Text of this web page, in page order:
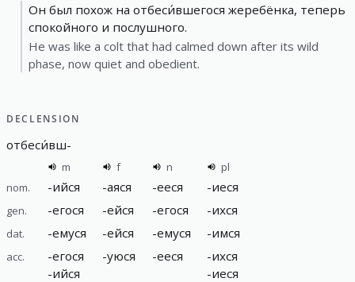
Он был похож на отбеси́вшегося жеребёнка, теперь
спокойного и послушного.
He was like a colt that had calmed down after its wild
phase, now quiet and obedient.
DECLENSION
отбеси́вш-
m f n
pl
nom.
-ийся -аяся -ееся -иеся
gen. -егося -ейся -егося -ихся
dat. -емуся -ейся -емуся -имся
acc. -егося
-ийся
-уюся -ееся -ихся
-иеся